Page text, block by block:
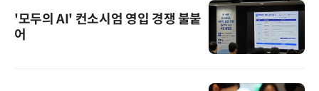
'모두의 AI' 컨소시엄 영입 경쟁 불붙
어